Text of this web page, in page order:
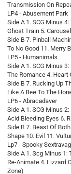
Transmission On
LP4 - Abusement Park
Side A 1. SCG Minus
Ghost Train 5.
Side B 7. Pinball
To No Good 11. Merry
LP5 - Humanimals
Side A 1. SCG Minus
The Romance 4. Heart
Side B 7. Rucking Up
Like A Bee To The
LP6 - Abracadaver
Side A 1. SCG Minus
Acid Bleeding Eyes 6.
Side B 7. Beast Of
Shape 10. Evil 11.
Lp7 - Spooky
Side A 1. Scg Minus 1:
Re-Animate 4. Lizzard
Zone)